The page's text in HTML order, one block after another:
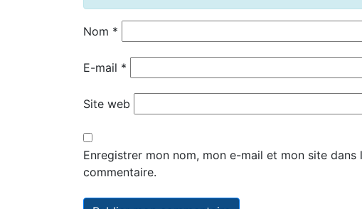
Nom *
E-mail *
Site web
Enregistrer mon nom, mon e-mail et mon site
commentaire.